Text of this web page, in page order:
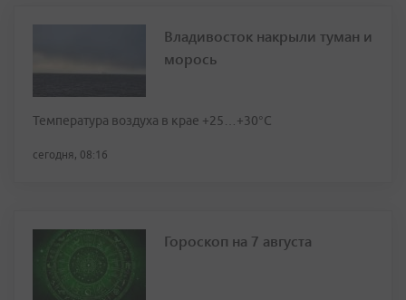
Владивосток накрыли туман и
морось
Температура воздуха в крае +25…+30°C
сегодня, 08:16
Гороскоп на 7 августа